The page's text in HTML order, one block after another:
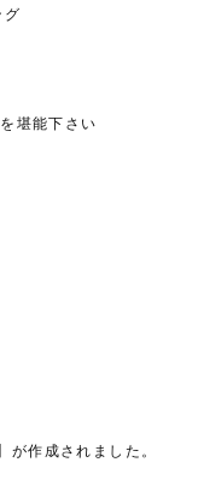
堪能下さい
作成されました。